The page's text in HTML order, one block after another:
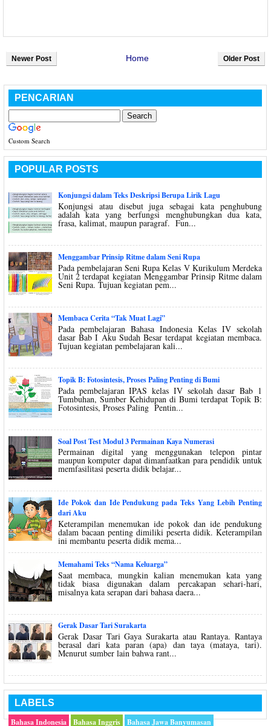
Newer Post Older Post
Home
PENCARIAN
Custom Search
POPULAR POSTS
Konjungsi dalam Teks Deskripsi Berupa Lirik Lagu
Konjungsi atau disebut juga sebagai kata penghubung
adalah kata yang berfungsi menghubungkan dua kata,
frasa, kalimat, maupun paragraf. Fun...
Menggambar Prinsip Ritme dalam Seni Rupa
Pada pembelajaran Seni Rupa Kelas V Kurikulum Merdeka
Unit 2 terdapat kegiatan Menggambar Prinsip Ritme dalam
Seni Rupa. Tujuan kegiatan pem...
Membaca Cerita “Tak Muat Lagi”
Pada pembelajaran Bahasa Indonesia Kelas IV sekolah
dasar Bab I Aku Sudah Besar terdapat kegiatan membaca.
Tujuan kegiatan pembelajaran kali...
Topik B: Fotosintesis, Proses Paling Penting di Bumi
Pada pembelajaran IPAS kelas IV sekolah dasar Bab 1
Tumbuhan, Sumber Kehidupan di Bumi terdapat Topik B:
Fotosintesis, Proses Paling Pentin...
Soal Post Test Modul 3 Permainan Kaya Numerasi
Permainan digital yang menggunakan telepon pintar
maupun komputer dapat dimanfaatkan para pendidik untuk
memfasilitasi peserta didik belajar...
Ide Pokok dan Ide Pendukung pada Teks Yang Lebih Penting
dari Aku
Keterampilan menemukan ide pokok dan ide pendukung
dalam bacaan penting dimiliki peserta didik. Keterampilan
ini membantu peserta didik mema...
Memahami Teks “Nama Keluarga”
Saat membaca, mungkin kalian menemukan kata yang
tidak biasa digunakan dalam percakapan sehari-hari,
misalnya kata serapan dari bahasa daera...
Gerak Dasar Tari Surakarta
Gerak Dasar Tari Gaya Surakarta atau Rantaya. Rantaya
berasal dari kata paran (apa) dan taya (mataya, tari).
Menurut sumber lain bahwa rant...
LABELS
Bahasa Indonesia
Bahasa Inggris Bahasa Jawa Banyumasan